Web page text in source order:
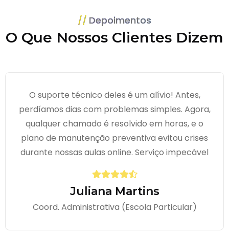
Depoimentos
O Que Nossos Clientes Dizem
O suporte técnico deles é um alívio! Antes,
perdíamos dias com problemas simples. Agora,
qualquer chamado é resolvido em horas, e o
plano de manutenção preventiva evitou crises
durante nossas aulas online. Serviço impecável
Juliana Martins
Coord. Administrativa (Escola Particular)